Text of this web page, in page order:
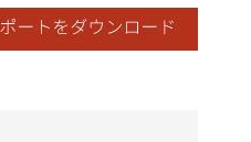
示が必要です。